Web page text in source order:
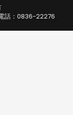
話：0836-22276